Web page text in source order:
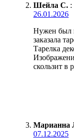
Шейла С. :
26.01.2026
Нужен был
заказала
Тарелка
скользит в
Марианна
07.12.2025